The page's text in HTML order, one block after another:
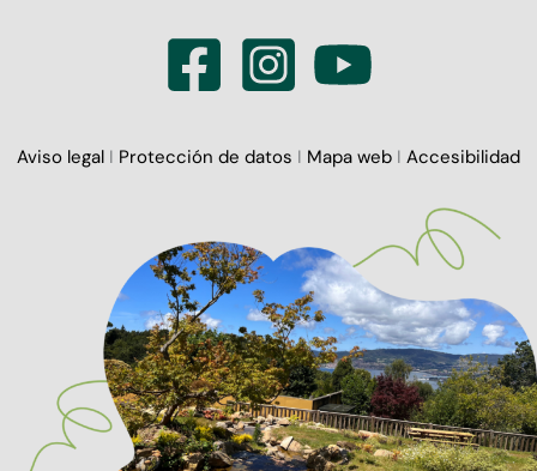
Aviso legal I Protección de datos I Mapa web I Accesibilidad